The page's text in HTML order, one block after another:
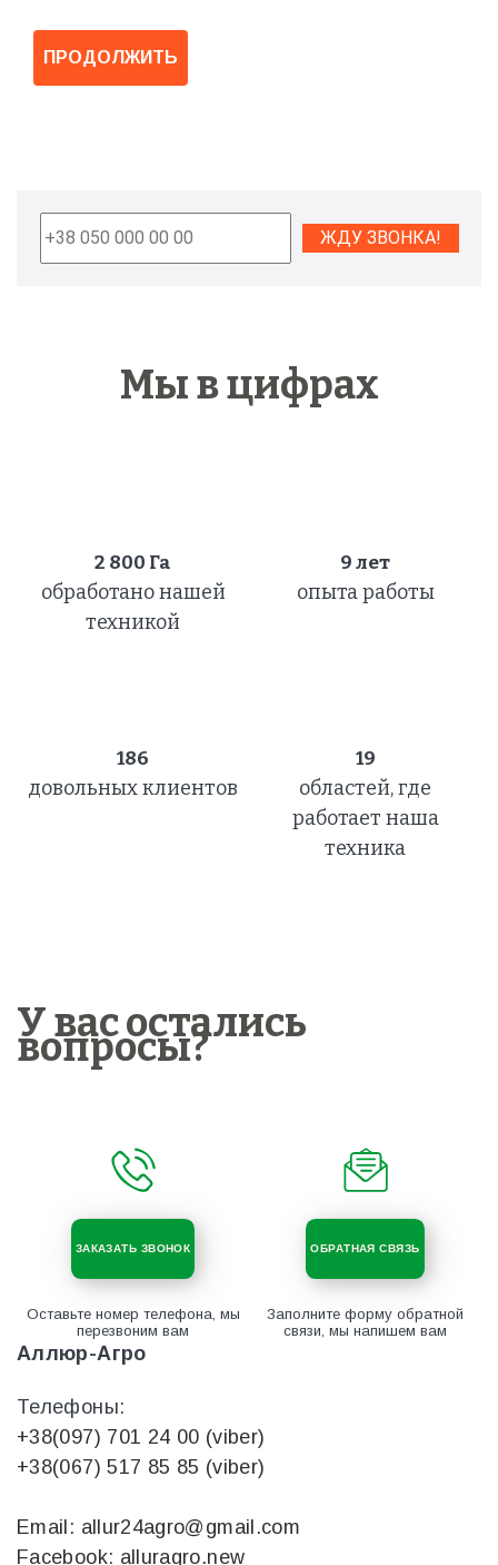
ПРОДОЛЖИТЬ
Мы в цифрах
2 800 Га
обработано нашей
техникой
9 лет
опыта работы
186
довольных клиентов
19
областей, где
работает наша
техника
У вас остались
вопросы?
ЗАКАЗАТЬ ЗВОНОК
Оставьте номер телефона, мы
перезвоним вам
ОБРАТНАЯ СВЯЗЬ
Заполните форму обратной
связи, мы напишем вам
Аллюр-Агро
Телефоны:
+38(097) 701 24 00 (viber)
+38(067) 517 85 85 (viber)
Email: allur24agro@gmail.com
Facebook: alluragro.new